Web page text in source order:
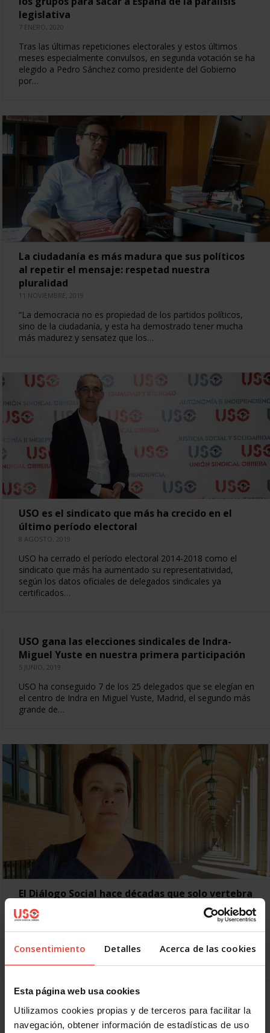
Consentimiento Detalles Acerca de las cookies
Esta página web usa cookies
Utilizamos cookies propias y de terceros para facilitar la
navegación, obtener información de estadísticas de uso
legislativa
7 ENERO, 2020
Tras las últimas repeticiones electorales y estos últimos
meses especialmente convulsos, en segunda votación se ha
elegido a Pedro Sánchez como presidente del Gobierno
por…
La ciudadanía es más madura que sus políticos
al repetir el mensaje: respetad nuestra
pluralidad
11 NOVIEMBRE, 2019
“La democracia no es propiedad de los partidos políticos,
sino de la ciudadanía, y esta ha demostrado tener mucha
más madurez y sensatez que los…
USO es el sindicato que más ha crecido en el
último período electoral
8 AGOSTO, 2019
USO ha cerrado el período electoral 2014-2018 como el
sindicato que más ha aumentado su representatividad,
según los datos oficiales de delegados sindicales ya
certificados…
USO gana las elecciones sindicales de Indra-
Miguel Yuste en nuestra primera participación
5 JUNIO, 2019
USO ha conseguido 7 de los 25 delegados que se elegían en
el centro de Indra en Miguel Yuste, Madrid, el segundo más
grande de…
El Diálogo Social hace décadas que solo vertebra
fotos y apretones de manos
8 OCTUBRE, 2018
ministra de Trabajo, Inmigraciones y Seguridad Social en el
1 2 Siguiente